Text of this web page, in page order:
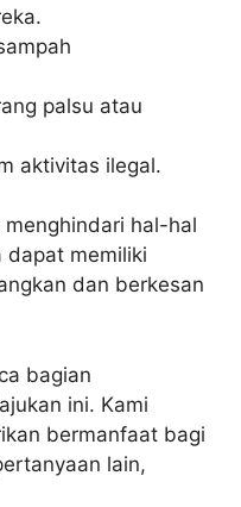
palsu atau
aktivitas ilegal.
hal-hal
dapat memiliki
dan berkesan
bagian
ini. Kami
bermanfaat bagi
lain,